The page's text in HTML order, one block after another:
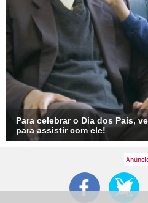
Para celebrar o Dia dos Pais,
para assistir com ele!